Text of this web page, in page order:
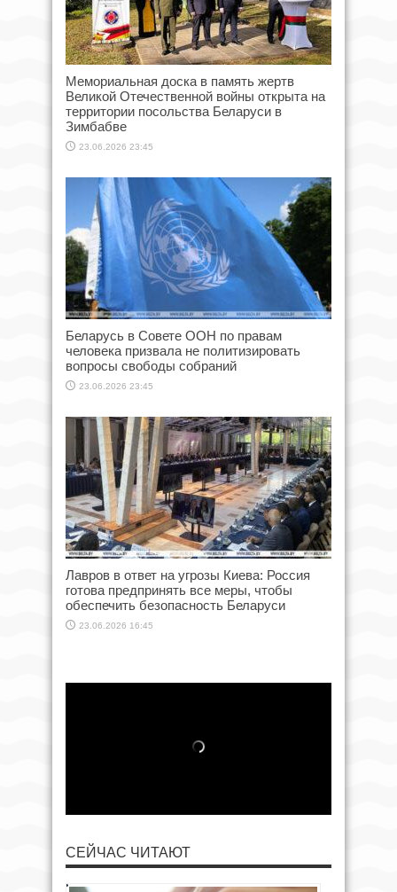
Мемориальная доска в память жертв
Великой Отечественной войны открыта на
территории посольства Беларуси в
Зимбабве
23.06.2026 23:45
Беларусь в Совете ООН по правам
человека призвала не политизировать
вопросы свободы собраний
23.06.2026 23:45
Лавров в ответ на угрозы Киева: Россия
готова предпринять все меры, чтобы
обеспечить безопасность Беларуси
23.06.2026 16:45
СЕЙЧАС ЧИТАЮТ